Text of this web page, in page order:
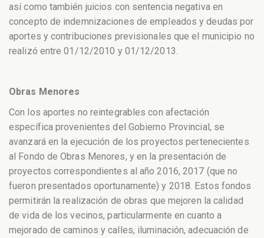
así como también juicios con sentencia negativa en
concepto de indemnizaciones de empleados y deudas por
aportes y contribuciones previsionales que el municipio no
realizó entre 01/12/2010 y 01/12/2013.
Obras Menores
Con los aportes no reintegrables con afectación
específica provenientes del Gobierno Provincial, se
avanzará en la ejecución de los proyectos pertenecientes
al Fondo de Obras Menores, y en la presentación de
proyectos correspondientes al año 2016, 2017 (que no
fueron presentados oportunamente) y 2018. Estos fondos
permitirán la realización de obras que mejoren la calidad
de vida de los vecinos, particularmente en cuanto a
mejorado de caminos y calles, iluminación, adecuación de